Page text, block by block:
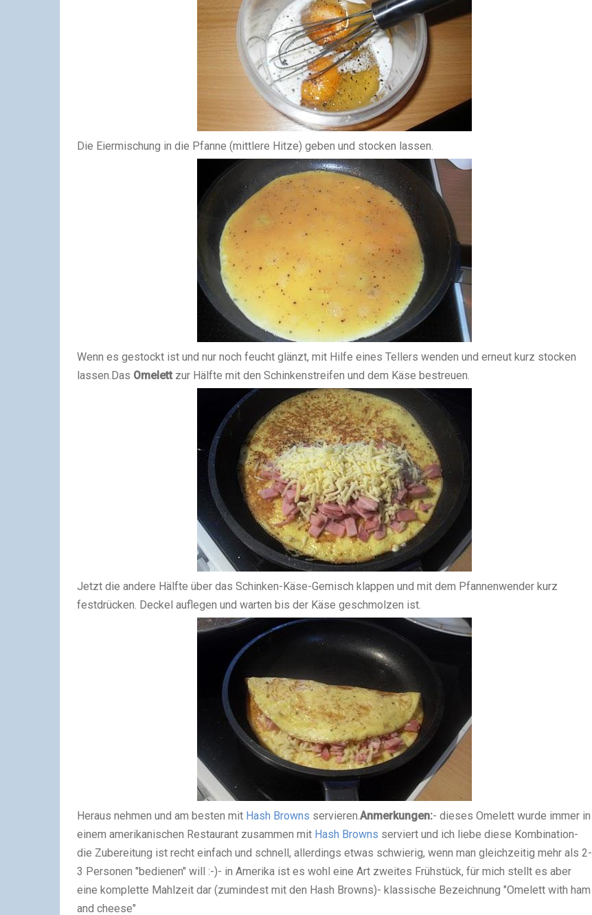
Die Eiermischung in die Pfanne (mittlere Hitze) geben und stocken lassen.
Wenn es gestockt ist und nur noch feucht glänzt, mit Hilfe eines Tellers wenden und erneut kurz stocken
lassen. Das Omelett zur Hälfte mit den Schinkenstreifen und dem Käse bestreuen.
Jetzt die andere Hälfte über das Schinken-Käse-Gemisch klappen und mit dem Pfannenwender kurz
festdrücken. Deckel auflegen und warten bis der Käse geschmolzen ist.
Heraus nehmen und am besten mit Hash Browns servieren. Anmerkungen:- dieses Omelett wurde immer in
einem amerikanischen Restaurant zusammen mit Hash Browns serviert und ich liebe diese Kombination-
die Zubereitung ist recht einfach und schnell, allerdings etwas schwierig, wenn man gleichzeitig mehr als 2-
3 Personen "bedienen" will :-)- in Amerika ist es wohl eine Art zweites Frühstück, für mich stellt es aber
eine komplette Mahlzeit dar (zumindest mit den Hash Browns)- klassische Bezeichnung "Omelett with ham
and cheese"